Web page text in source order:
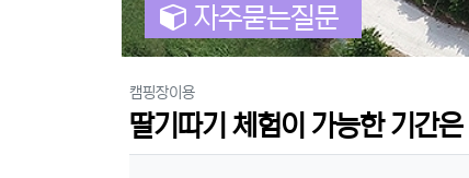
자주묻는질문
캠핑장이용분류
딸기따기 체험이 가능한 기간